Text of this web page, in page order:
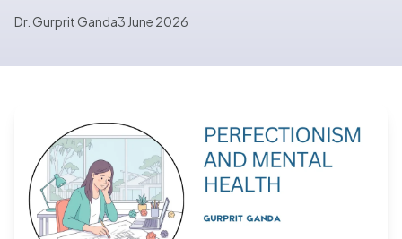
Blog
Dr. Gurprit Ganda3 June 2026